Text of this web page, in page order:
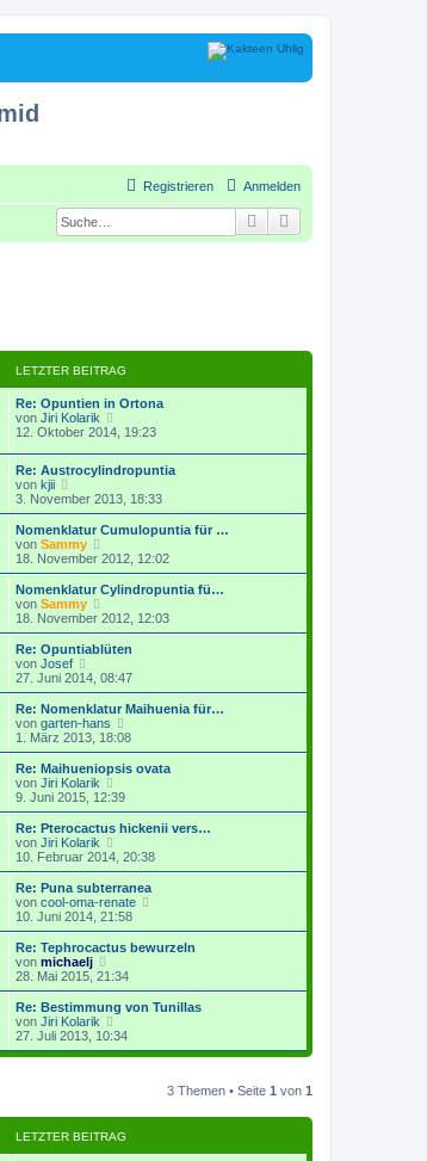
Anmelden
Registrieren
Suche
LETZTER BEITRAG
Re: Opuntien in Ortona
von Jiri Kolarik
e
s
e
r
B
i
t
r
g
12. Oktober 2014, 19:23
Re: Austrocylindropuntia
von kjii
e
u
e
s
t
B
e
i
r
g
3. November 2013, 18:33
Nomenklatur Cumulopuntia für …
von Sammy
e
u
e
s
t
r
B
e
i
r
a
g
18. November 2012, 12:02
Nomenklatur Cylindropuntia fü…
von Sammy
e
u
e
t
r
B
e
i
r
a
g
18. November 2012, 12:03
Re: Opuntiablüten
von Josef
e
u
e
s
t
e
r
B
e
r
a
g
27. Juni 2014, 08:47
Re: Nomenklatur Maihuenia für…
von garten-hans
e
u
e
r
B
e
i
r
a
g
1. März 2013, 18:08
Re: Maihueniopsis ovata
von Jiri Kolarik
e
u
e
e
B
e
i
r
g
9. Juni 2015, 12:39
Re: Pterocactus hickenii vers…
von Jiri Kolarik
e
u
e
s
t
B
e
i
r
g
10. Februar 2014, 20:38
Re: Puna subterranea
von cool-oma-renate
u
e
r
B
t
10. Juni 2014, 21:58
Re: Tephrocactus bewurzeln
von michaelj
e
u
e
s
t
r
t
r
28. Mai 2015, 21:34
Re: Bestimmung von Tunillas
von Jiri Kolarik
e
u
r
B
27. Juli 2013, 10:34
3 Themen • Seite 1 von 1
LETZTER BEITRAG